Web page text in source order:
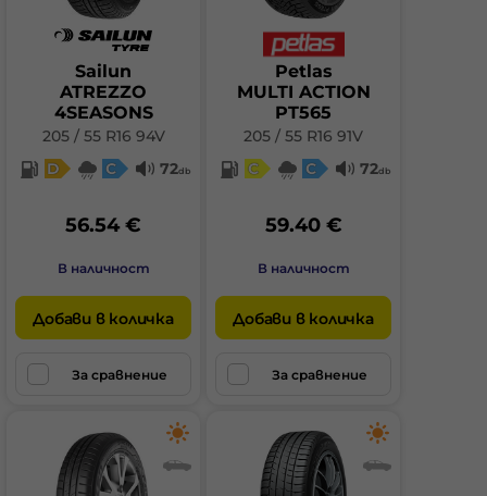
Sailun
ATREZZO
4SEASONS
205 / 55 R16 94V
D
C 72db
56.54 €
В наличност
Добави в количка
За сравнение
Petlas
MULTI ACTION
PT565
205 / 55 R16 91V
C
C 72db
59.40 €
В наличност
Добави в количка
За сравнение